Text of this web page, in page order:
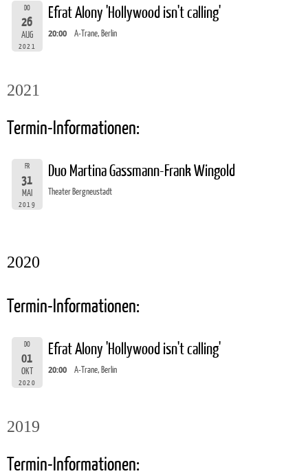
DO
26
AUG
2021
Efrat Alony 'Hollywood isn't calling'
20:00 A-Trane, Berlin
2021
Termin-Informationen:
FR
31
MAI
2019
Duo Martina Gassmann-Frank Wingold
Theater Bergneustadt
2020
Termin-Informationen:
DO
01
OKT
2020
Efrat Alony 'Hollywood isn't calling'
20:00 A-Trane, Berlin
2019
Termin-Informationen: